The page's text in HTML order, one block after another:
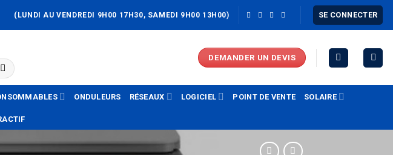
(LUNDI AU VENDREDI 9H00 17H30, SAMEDI 9H00 13H00) SE CONNECTER
DEMANDER UN DEVIS
ONDULEURS RÉSEAUX LOGICIEL POINT DE VENTE SOLAIRE